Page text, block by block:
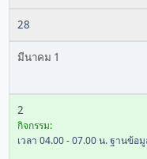
28
มีนาคม 1
2
กิจกรรม:
เวลา 04.00 - 07.00 น. ฐานข้อ